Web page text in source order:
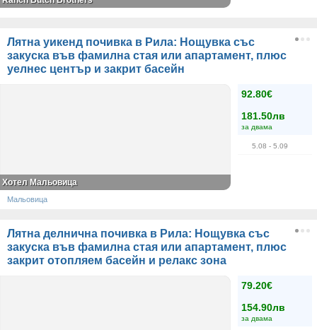
Лятна уикенд почивка в Рила: Нощувка със
закуска във фамилна стая или апартамент, плюс
уелнес център и закрит басейн
92.80€
181.50лв
за двама
5.08 - 5.09
Хотел Мальовица
Мальовица
Лятна делнична почивка в Рила: Нощувка със
закуска във фамилна стая или апартамент, плюс
закрит отопляем басейн и релакс зона
79.20€
154.90лв
за двама